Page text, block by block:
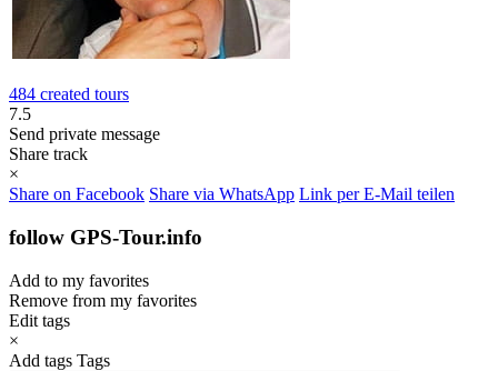
484 created tours
7.5
Send private message
Share track
×
Share on Facebook Share via WhatsApp Link per E-Mail teilen
follow GPS-Tour.info
Add to my favorites
Remove from my favorites
Edit tags
×
Add tags Tags